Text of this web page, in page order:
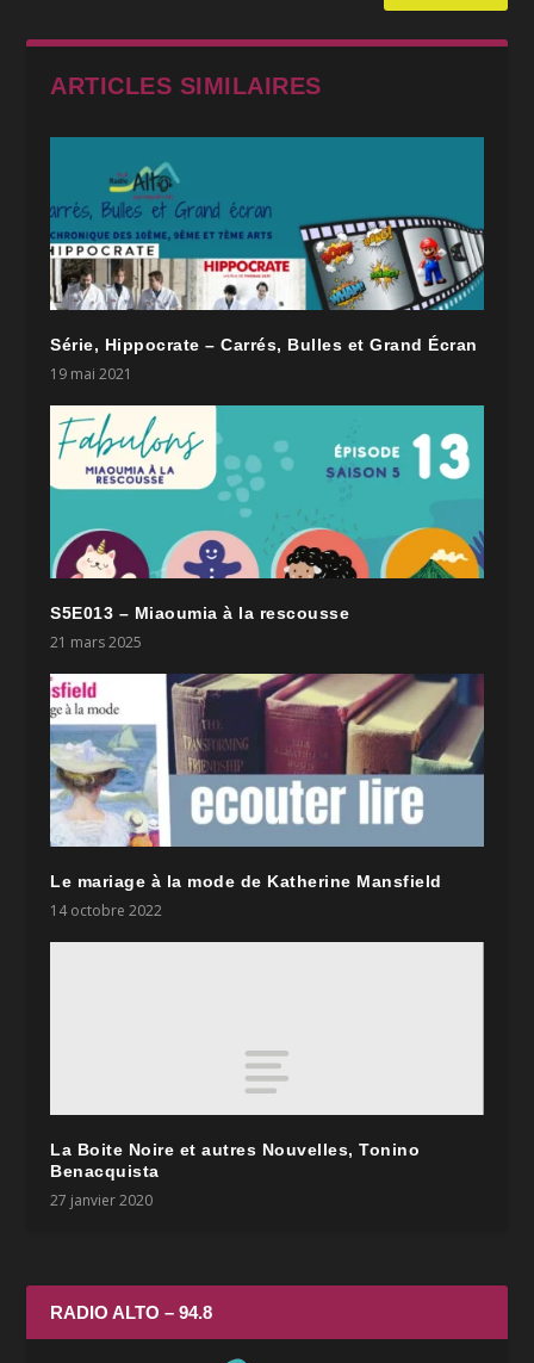
ARTICLES SIMILAIRES
Série, Hippocrate – Carrés, Bulles et Grand Écran
19 mai 2021
S5E013 – Miaoumia à la rescousse
21 mars 2025
Le mariage à la mode de Katherine Mansfield
14 octobre 2022
La Boite Noire et autres Nouvelles, Tonino
Benacquista
27 janvier 2020
RADIO ALTO – 94.8